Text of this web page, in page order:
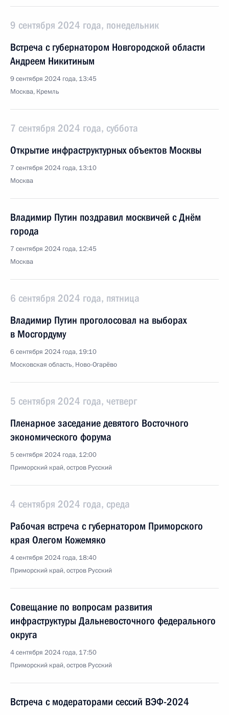
9 сентября 2024 года, понедельник
Встреча с губернатором Новгородской области
Андреем Никитиным
9 сентября 2024 года, 13:45
Москва, Кремль
7 сентября 2024 года, суббота
Открытие инфраструктурных объектов Москвы
7 сентября 2024 года, 13:10
Москва
Владимир Путин поздравил москвичей с Днём
города
7 сентября 2024 года, 12:45
Москва
6 сентября 2024 года, пятница
Владимир Путин проголосовал на выборах
в Мосгордуму
6 сентября 2024 года, 19:10
Московская область, Ново-Огарёво
5 сентября 2024 года, четверг
Пленарное заседание девятого Восточного
экономического форума
5 сентября 2024 года, 12:00
Приморский край, остров Русский
4 сентября 2024 года, среда
Рабочая встреча с губернатором Приморского
края Олегом Кожемяко
4 сентября 2024 года, 18:40
Приморский край, остров Русский
Совещание по вопросам развития
инфраструктуры Дальневосточного федерального
округа
4 сентября 2024 года, 17:50
Приморский край, остров Русский
Встреча с модераторами сессий ВЭФ-2024